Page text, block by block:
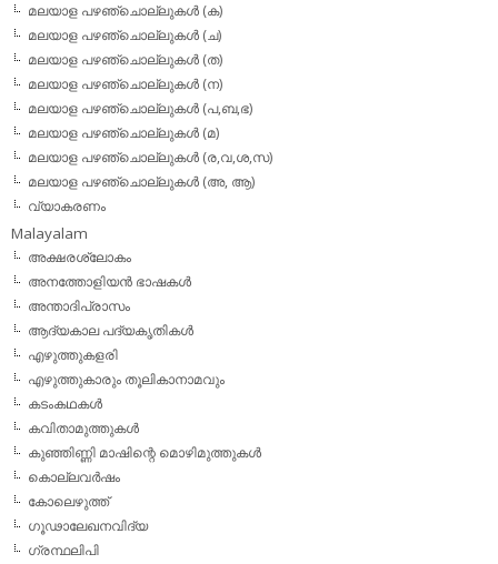
മലയാള പഴഞ്ചൊല്ലുകള്‍ (ക)
മലയാള പഴഞ്ചൊല്ലുകള്‍ (ച)
മലയാള പഴഞ്ചൊല്ലുകള്‍ (ത)
മലയാള പഴഞ്ചൊല്ലുകള്‍ (ന)
മലയാള പഴഞ്ചൊല്ലുകള്‍ (പ,ബ,ഭ)
മലയാള പഴഞ്ചൊല്ലുകള്‍ (മ)
മലയാള പഴഞ്ചൊല്ലുകള്‍ (ര,വ,ശ,സ)
മലയാള പഴഞ്ചൊല്ലുകൾ (അ, ആ)
വ്യാകരണം
Malayalam
അക്ഷരശ്ലോകം
അനത്തോളിയന്‍ ഭാഷകള്‍
അന്താദിപ്രാസം
ആദ്യകാല പദ്യകൃതികള്‍
എഴുത്തുകളരി
എഴുത്തുകാരും തൂലികാനാമവും
കടംകഥകള്‍
കവിതാമുത്തുകള്‍
കുഞ്ഞിണ്ണി മാഷിന്റെ മൊഴിമുത്തുകള്‍
കൊല്ലവര്‍ഷം
കോലെഴുത്ത്
ഗൂഢാലേഖനവിദ്യ
ഗ്രന്ഥലിപി